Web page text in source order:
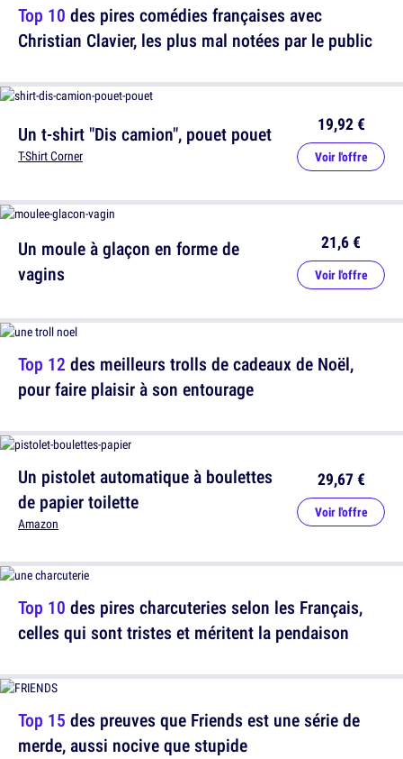
Top 10 des pires comédies françaises avec
Christian Clavier, les plus mal notées par le public
Top 12 des meilleurs trolls de cadeaux de Noël,
pour faire plaisir à son entourage
Top 10 des pires charcuteries selon les Français,
celles qui sont tristes et méritent la pendaison
Un t-shirt "Dis camion", pouet pouet
T-Shirt Corner
19,92 €
Voir l'offre
Un moule à glaçon en forme de
vagins
21,6 €
Voir l'offre
Un pistolet automatique à boulettes
de papier toilette
Amazon
29,67 €
Voir l'offre
Top 15 des preuves que Friends est une série de
merde, aussi nocive que stupide